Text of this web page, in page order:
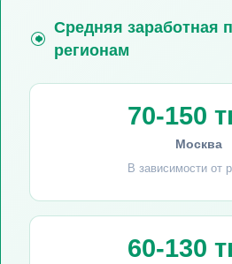
Средняя заработная
регионам
70-150
Москва
В зависимости от
60-130